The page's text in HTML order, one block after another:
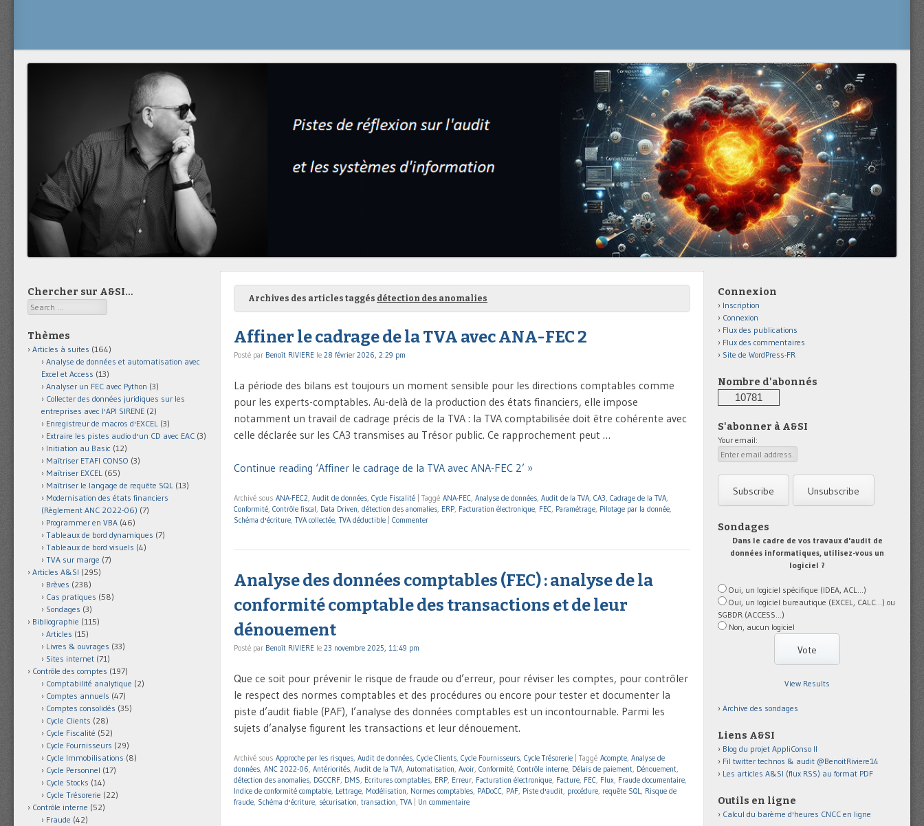
Archives des articles taggés détection des anomalies
Affiner le cadrage de la TVA avec ANA-FEC 2
Posté par Benoît RIVIERE le 28 février 2026, 2:29 pm
La période des bilans est toujours un moment sensible pour les directions comptables comme
pour les experts-comptables. Au-delà de la production des états financiers, elle impose
notamment un travail de cadrage précis de la TVA : la TVA comptabilisée doit être cohérente avec
celle déclarée sur les CA3 transmises au Trésor public. Ce rapprochement peut …
Continue reading ‘Affiner le cadrage de la TVA avec ANA-FEC 2’ »
Archivé sous ANA-FEC2, Audit de données, Cycle Fiscalité Taggé ANA-FEC, Analyse de données, Audit de la TVA, CA3, Cadrage de la TVA,
Conformité, Contrôle fiscal, Data Driven, détection des anomalies, ERP, Facturation électronique, FEC, Paramétrage, Pilotage par la donnée,
Schéma d'écriture, TVA collectée, TVA déductible Commenter
Analyse des données comptables (FEC) : analyse de la
conformité comptable des transactions et de leur
dénouement
Posté par Benoît RIVIERE le 23 novembre 2025, 11:49 pm
Que ce soit pour prévenir le risque de fraude ou d’erreur, pour réviser les comptes, pour contrôler
le respect des normes comptables et des procédures ou encore pour tester et documenter la
piste d’audit fiable (PAF), l’analyse des données comptables est un incontournable. Parmi les
sujets d’analyse figurent les transactions et leur dénouement.
Archivé sous Approche par les risques, Audit de données, Cycle Clients, Cycle Fournisseurs, Cycle Trésorerie Taggé Acompte, Analyse de
données, ANC 2022-06, Antériorités, Audit de la TVA, Automatisation, Avoir, Conformité, Contrôle interne, Délais de paiement, Dénouement,
détection des anomalies, DGCCRF, DMS, Ecritures comptables, ERP, Erreur, Facturation électronique, Facture, FEC, Flux, Fraude documentaire,
Indice de conformité comptable, Lettrage, Modélisation, Normes comptables, PADoCC, PAF, Piste d'audit, procédure, requête SQL, Risque de
fraude, Schéma d'écriture, sécurisation, transaction, TVA Un commentaire
Chercher sur A&SI…
Search
Thèmes
Articles à suites (164)
Analyse de données et automatisation avec
Excel et Access (13)
Analyser un FEC avec Python (3)
Collecter des données juridiques sur les
entreprises avec l'API SIRENE (2)
Enregistreur de macros d'EXCEL (3)
Extraire les pistes audio d'un CD avec EAC (3)
Initiation au Basic (12)
Maîtriser ETAFI CONSO (3)
Maîtriser EXCEL (65)
Maîtriser le langage de requête SQL (13)
Modernisation des états financiers
(Règlement ANC 2022-06) (7)
Programmer en VBA (46)
Tableaux de bord dynamiques (7)
Tableaux de bord visuels (4)
TVA sur marge (7)
Articles A&SI (295)
Brèves (238)
Cas pratiques (58)
Sondages (3)
Bibliographie (115)
Articles (15)
Livres & ouvrages (33)
Sites internet (71)
Contrôle des comptes (197)
Comptabilité analytique (2)
Comptes annuels (47)
Comptes consolidés (35)
Cycle Clients (28)
Cycle Fiscalité (52)
Cycle Fournisseurs (29)
Cycle Immobilisations (8)
Cycle Personnel (17)
Cycle Stocks (14)
Cycle Trésorerie (22)
Contrôle interne (52)
Fraude (42)
Connexion
Inscription
Connexion
Flux des publications
Flux des commentaires
Site de WordPress-FR
Nombre d'abonnés
10781
S'abonner à A&SI
Your email:
Sondages
Dans le cadre de vos travaux d'audit de
données informatiques, utilisez-vous un
logiciel ?
Oui, un logiciel spécifique (IDEA, ACL...)
Oui, un logiciel bureautique (EXCEL, CALC...) ou
SGBDR (ACCESS...)
Non, aucun logiciel
View Results
Archive des sondages
Liens A&SI
Blog du projet AppliConso II
Fil twitter technos & audit @BenoitRiviere14
Les articles A&SI (flux RSS) au format PDF
Outils en ligne
Calcul du barème d'heures CNCC en ligne